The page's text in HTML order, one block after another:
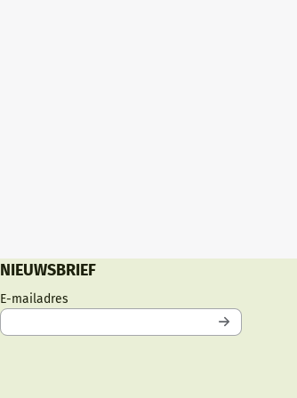
NIEUWSBRIEF
E-mailadresVul je e-mailadres in voor de